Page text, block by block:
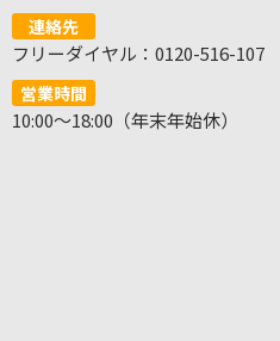
連絡先
フリーダイヤル：0120-516-107
営業時間
10:00～18:00（年末年始休）